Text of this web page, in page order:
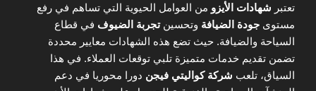
تعتبر شهادات الأيزو من العوامل الحيوية التي تساهم في رفع
مستوى جودة الضيافة وتحسينتجربة الضيوف في قطاع
السياحة والضيافة. حيث تضع هذه الشهادات معايير محددة
تضمن تقديم خدمات متميزة تلبي توقعات العملاء. في هذا
السياق، تلعب شركة كواليتي فيجن دورا محوريا في دعم